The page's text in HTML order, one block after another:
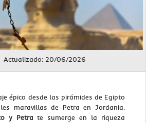
Actualizado: 20/06/2026
épico desde las pirámides de Egipto
maravillas de Petra en Jordania.
y Petra te sumerge en la riqueza